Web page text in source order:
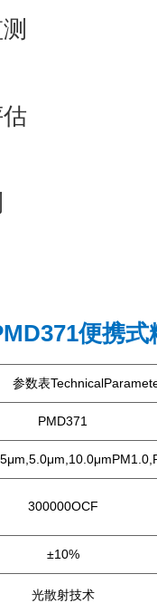
便携式
参数表
PMD371
300000OCF
±10%
光散射技术